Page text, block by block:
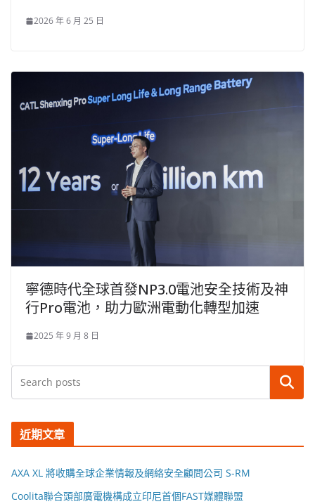
2026 年 6 月 25 日
寧德時代全球首發NP3.0電池安全技術及神
行Pro電池，助力歐洲電動化轉型加速
2025 年 9 月 8 日
搜尋
近期文章
AXA XL 將收購全球企業情報及網絡安全顧問公司 S-RM
Coolita聯合頭部廣電機構成立印尼首個FAST媒體聯盟